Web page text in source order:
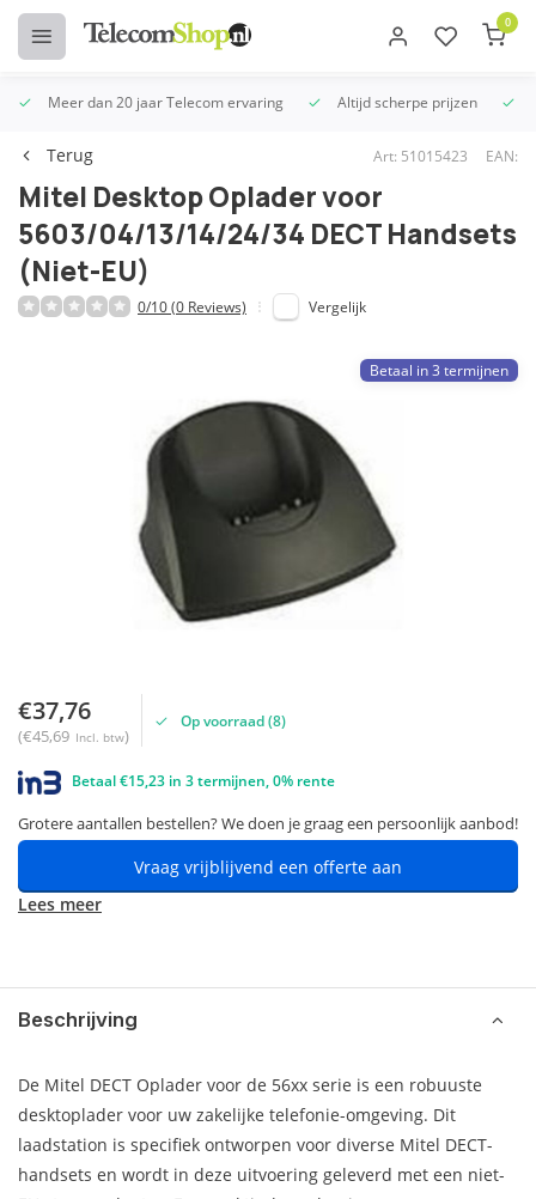
0
Meer dan 20 jaar Telecom ervaring Altijd scherpe prijzen
Terug Art: 51015423 EAN:
Mitel Desktop Oplader voor
5603/04/13/14/24/34 DECT Handsets
(Niet-EU)
0/10 (0 Reviews) Vergelijk
Betaal in 3 termijnen
€37,76
(€45,69 Incl. btw)
Op voorraad (8)
Betaal €15,23 in 3 termijnen, 0% rente
Grotere aantallen bestellen? We doen je graag een persoonlijk aanbod!
Vraag vrijblijvend een offerte aan
Lees meer
Beschrijving
De Mitel DECT Oplader voor de 56xx serie is een robuuste
desktoplader voor uw zakelijke telefonie-omgeving. Dit
laadstation is specifiek ontworpen voor diverse Mitel DECT-
handsets en wordt in deze uitvoering geleverd met een niet-